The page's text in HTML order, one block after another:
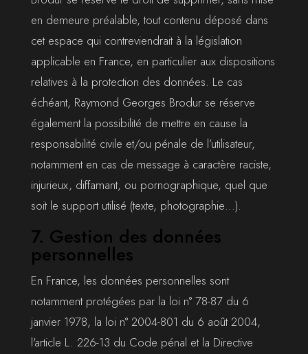
en demeure préalable, tout contenu déposé dans
cet espace qui contreviendrait à la législation
applicable en France, en particulier aux dispositions
relatives à la protection des données. Le cas
échéant, Raymond Georges Brodur se réserve
également la possibilité de mettre en cause la
responsabilité civile et/ou pénale de l’utilisateur,
notamment en cas de message à caractère raciste,
injurieux, diffamant, ou pornographique, quel que
soit le support utilisé (texte, photographie…).
7. Gestion des données
personnelles
En France, les données personnelles sont
notamment protégées par la loi n° 78-87 du 6
janvier 1978, la loi n° 2004-801 du 6 août 2004,
l'article L. 226-13 du Code pénal et la Directive